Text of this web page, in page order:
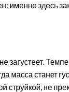
именно здесь
загустеет.
масса станет
струйкой, не